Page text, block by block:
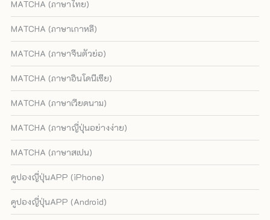
MATCHA (ภาษาไทย)
MATCHA (ภาษาเกาหลี)
MATCHA (ภาษาจีนตัวย่อ)
MATCHA (ภาษาอินโดนีเซีย)
MATCHA (ภาษาเวียดนาม)
MATCHA (ภาษาญี่ปุ่นอย่างง่าย)
MATCHA (ภาษาสเปน)
คูปองญี่ปุ่นAPP (iPhone)
คูปองญี่ปุ่นAPP (Android)